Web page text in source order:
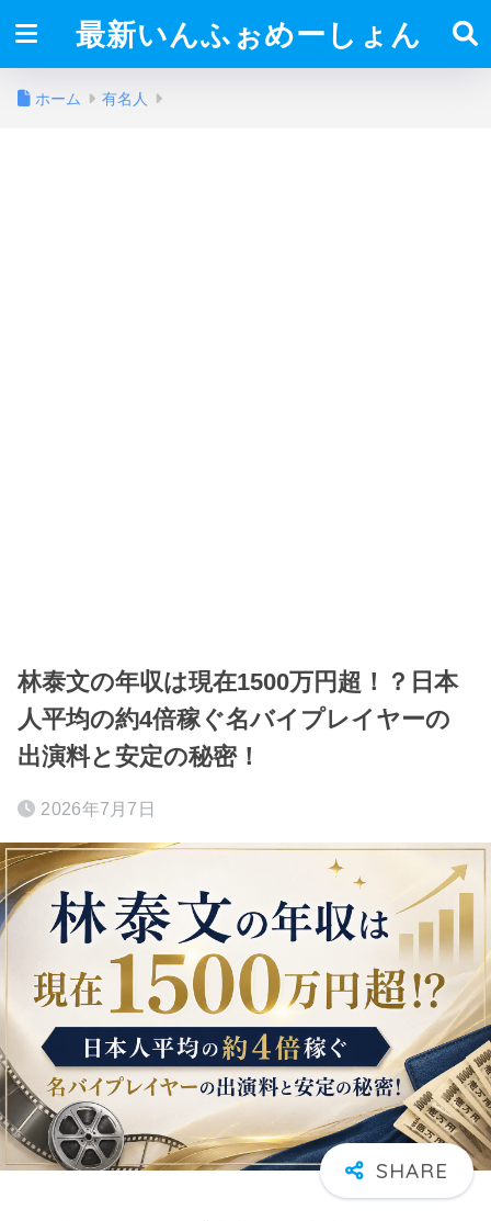
最新いんふぉめーしょん
ホーム 有名人
林泰文の年収は現在1500万円超！？日本
人平均の約4倍稼ぐ名バイプレイヤーの
出演料と安定の秘密！
2026年7月7日